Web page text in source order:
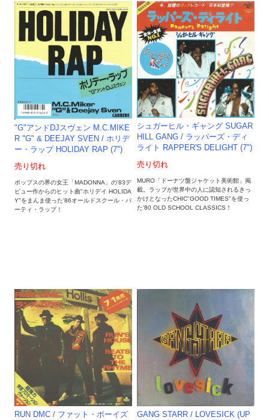
"G"アンドDJスヴェン M.C.MIKE
R "G" & DEEJAY SVEN / ホリデ
ー・ラップ HOLIDAY RAP (7")
売り切れ
ポップスの界の女王「MADONNA」の'83デ
ビュー作からのヒット曲"ホリデイ HOLIDA
Y"をまんま使った'86オールドスクール・パ
ーティ・ラップ！
シュガーヒル・ギャング SUGAR
HILL GANG / ラッパーズ・ディ
ライト RAPPER'S DELIGHT (7")
売り切れ
MURO「ドーナツ盤ジャケット美術館」掲
載。ラップが世界中の人に認知されるきっ
かけとなったCHIC"GOOD TIMES"を使っ
た'80 OLD SCHOOL CLASSICS！
RUN DMC / ファット・ボーイズ
GANG STARR / LOVESICK (UP